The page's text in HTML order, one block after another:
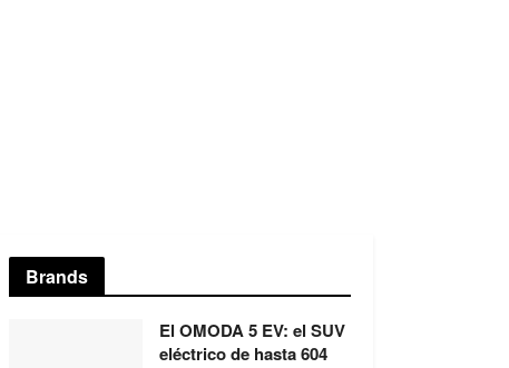
Brands
El OMODA 5 EV: el SUV
eléctrico de hasta 604